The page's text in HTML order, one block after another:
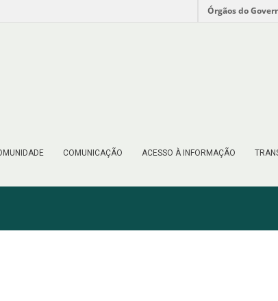
Órgãos do
COMUNICAÇÃO ACESSO À INFORMAÇÃO